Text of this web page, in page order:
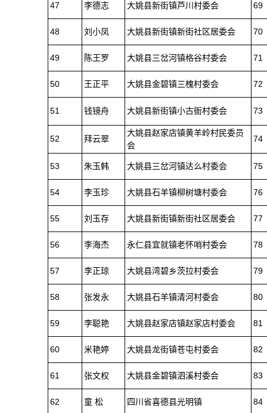
47 李德志 大姚县新街镇芦川村委会 69
48 刘小凤 大姚县新街镇新街社区居委会 70
49 陈王罗 大姚县三岔河镇格谷村委会 71
50 王正平 大姚县金碧镇三槐村委会 72
51 钱镜舟 大姚县新街镇小古衙村委会 73
52 拜云翠
大姚县赵家店镇黄羊岭村民委员
会
74
53 朱玉韩 大姚县三岔河镇达么村委会 75
54 李玉珍 大姚县石羊镇柳树塘村委会 76
55 刘玉存 大姚县新街镇新街社区居委会 77
56 李海杰 永仁县宜就镇老怀哨村委会 78
57 李正琼 大姚县湾碧乡茨拉村委会 79
58 张发永 大姚县石羊镇清河村委会 80
59 李聪艳 大姚县赵家店镇赵家店村委会 81
60 米艳婷 大姚县龙街镇苍屯村委会 82
61 张文权 大姚县金碧镇泗溪村委会 83
62 童 松 四川省喜德县光明镇 84